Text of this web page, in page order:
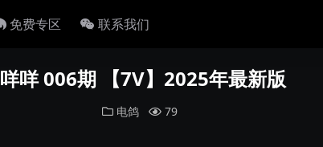
免费专区 联系我们
咩咩 006期 【7V】2025年最新版
电鸽 79